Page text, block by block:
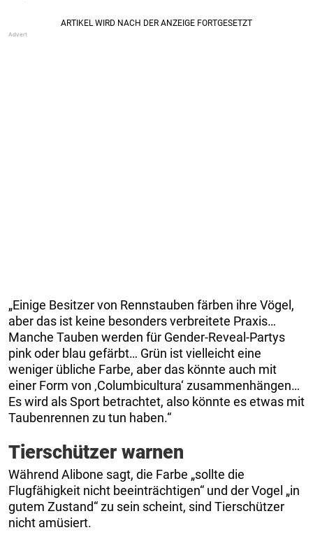
„Einige Besitzer von Rennstauben färben ihre Vögel,
aber das ist keine besonders verbreitete Praxis…
Manche Tauben werden für Gender-Reveal-Partys
pink oder blau gefärbt… Grün ist vielleicht eine
weniger übliche Farbe, aber das könnte auch mit
einer Form von ‚Columbicultura‘ zusammenhängen…
Es wird als Sport betrachtet, also könnte es etwas mit
Taubenrennen zu tun haben.“
Tierschützer warnen
Während Alibone sagt, die Farbe „sollte die
Flugfähigkeit nicht beeinträchtigen“ und der Vogel „in
gutem Zustand“ zu sein scheint, sind Tierschützer
nicht amüsiert.